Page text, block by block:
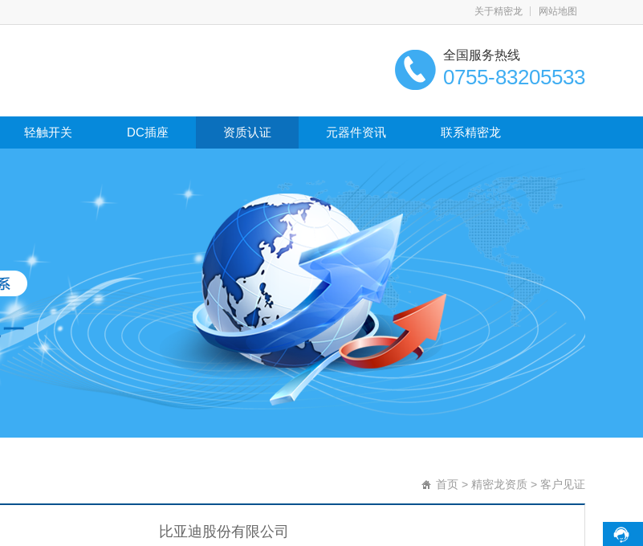
关于精密龙 网站地图
全国服务热线
0755-83205533
轻触开关 DC插座 资质认证 元器件资讯 联系精密龙
首页 > 精密龙资质 > 客户见证
比亚迪股份有限公司